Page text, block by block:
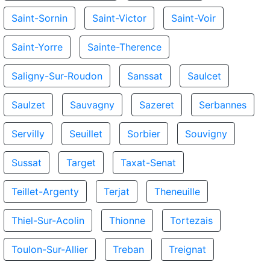
Saint-Sornin Saint-Victor Saint-Voir
Saint-Yorre Sainte-Therence
Saligny-Sur-Roudon Sanssat Saulcet
Saulzet Sauvagny Sazeret Serbannes
Servilly Seuillet Sorbier Souvigny
Sussat Target Taxat-Senat
Teillet-Argenty Terjat Theneuille
Thiel-Sur-Acolin Thionne Tortezais
Toulon-Sur-Allier Treban Treignat